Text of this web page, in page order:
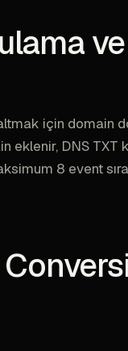
için domain
eklenir, DNS TXT
8 event